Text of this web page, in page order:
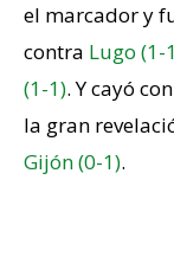
el marcador y
contra Lugo (1-
(1-1). Y cayó
la gran
Gijón (0-1).